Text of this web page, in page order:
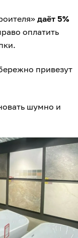
даёт 5%
оплатить
привезут
шумно и